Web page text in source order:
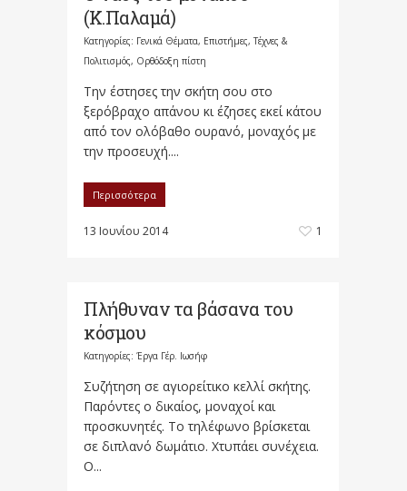
(Κ.Παλαμά)
Κατηγορίες: Γενικά Θέματα, Επιστήμες, Τέχνες &
Πολιτισμός, Ορθόδοξη πίστη
Την έστησες την σκήτη σου στο
ξερόβραχο απάνου κι έζησες εκεί κάτου
από τον ολόβαθο ουρανό, μοναχός με
την προσευχή....
Περισσότερα
13 Ιουνίου 2014 1
Πλήθυναν τα βάσανα του
κόσμου
Κατηγορίες: Έργα Γέρ. Ιωσήφ
Συζήτηση σε αγιορείτικο κελλί σκήτης.
Παρόντες ο δικαίος, μοναχοί και
προσκυνητές. Το τηλέφωνο βρίσκεται
σε διπλανό δωμάτιο. Χτυπάει συνέχεια.
Ο...